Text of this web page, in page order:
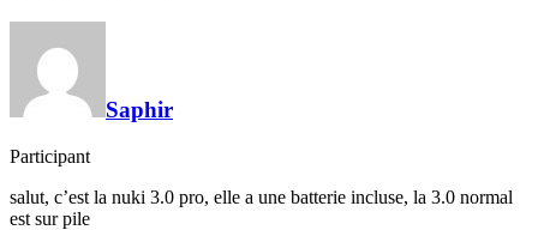
Saphir
Participant
salut, c’est la nuki 3.0 pro, elle a une batterie incluse, la 3.0 normal
est sur pile